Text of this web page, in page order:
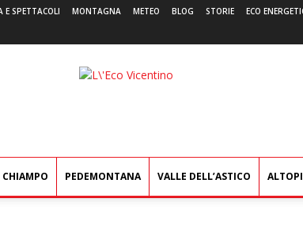
E SPETTACOLI MONTAGNA METEO BLOG STORIE ECO
L'Eco
CHIAMPO PEDEMONTANA VALLE DELL’ASTICO